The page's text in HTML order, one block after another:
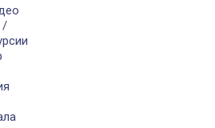
/